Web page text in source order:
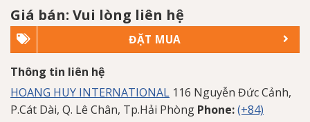
Giá bán: Vui lòng liên hệ
ĐẶT MUA
Thông tin liên hệ
HOANG HUY INTERNATIONAL 116 Nguyễn Đức Cảnh,
P.Cát Dài, Q. Lê Chân, Tp.Hải Phòng Phone:(+84)